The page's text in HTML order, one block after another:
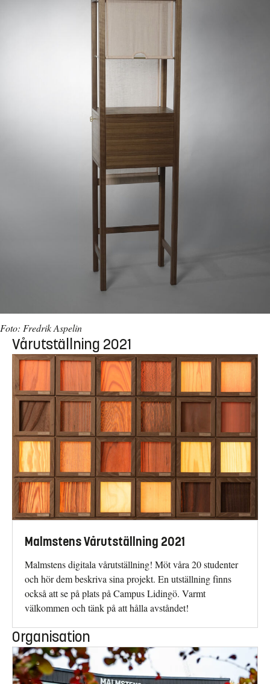
Foto: Fredrik Aspelin
Vårutställning 2021
Malmstens Vårutställning 2021
Malmstens digitala vårutställning! Möt våra 20 studenter
och hör dem beskriva sina projekt. En utställning finns
också att se på plats på Campus Lidingö. Varmt
välkommen och tänk på att hålla avståndet!
Organisation